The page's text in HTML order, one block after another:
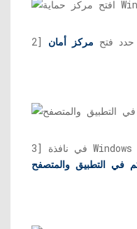
2] حدد فتح
3] في نافذة Windows Defender Security Center ،
في التطبيق والمتصفح